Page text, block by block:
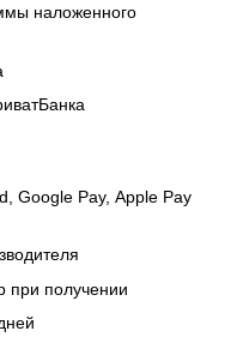
наложенного
Google Pay, Apple Pay
при получении